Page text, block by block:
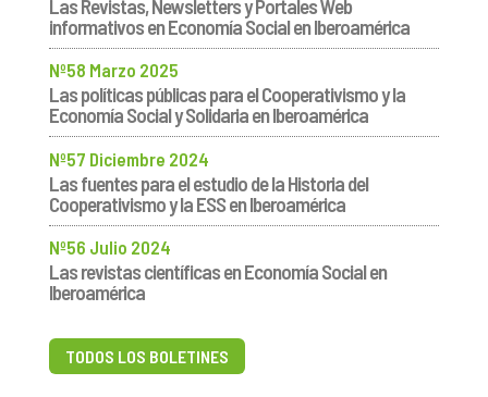
Las Revistas, Newsletters y Portales Web
informativos en Economía Social en Iberoamérica
Nº58 Marzo 2025
Las políticas públicas para el Cooperativismo y la
Economía Social y Solidaria en Iberoamérica
Nº57 Diciembre 2024
Las fuentes para el estudio de la Historia del
Cooperativismo y la ESS en Iberoamérica
Nº56 Julio 2024
Las revistas científicas en Economía Social en
Iberoamérica
TODOS LOS BOLETINES